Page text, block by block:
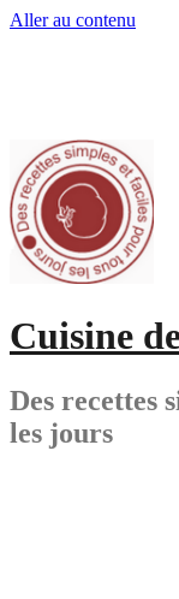
Aller au contenu
Cuisine
Des recettes
les jours